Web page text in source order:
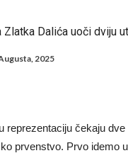
Maradone: Noge su mu bile
Rodriju da odabere
s ciljem da se Mesija
se dodatna pojačanja
je već pronašao zamenu za
Zlatka Dalića uoči dviju
2025
reprezentaciju čekaju
prvenstvo. Prvo idemo